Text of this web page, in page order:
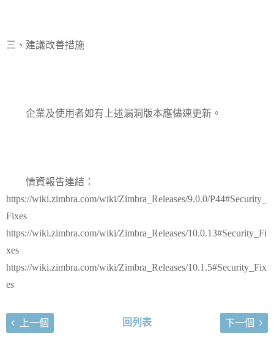
三、建議改善措施
企業及使用者如有上述漏洞版本應儘速更新。
情資報告連結：
https://wiki.zimbra.com/wiki/Zimbra_Releases/9.0.0/P44#Security_
Fixes
https://wiki.zimbra.com/wiki/Zimbra_Releases/10.0.13#Security_Fi
xes
https://wiki.zimbra.com/wiki/Zimbra_Releases/10.1.5#Security_Fix
es
上一個 回列表 下一個